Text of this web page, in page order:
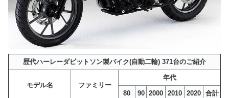
歴代ハーレーダビットソン製バイク(自動二輪) 371台のご紹介
モデル名 ファミリー
年代
80 90 2000 2010 2020 合計